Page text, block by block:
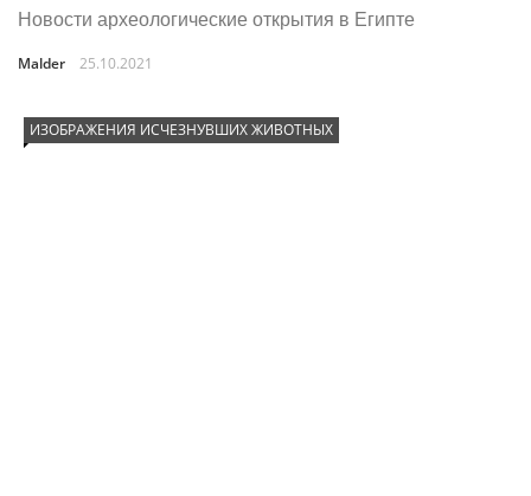
Новости археологические открытия в Египте
Malder 25.10.2021
ИЗОБРАЖЕНИЯ ИСЧЕЗНУВШИХ ЖИВОТНЫХ